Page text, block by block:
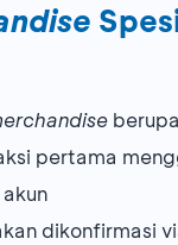
berupa
pertama
dikonfirmasi